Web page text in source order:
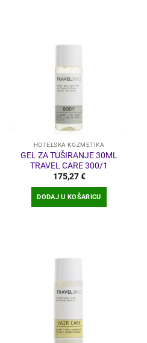
HOTELSKA KOZMETIKA
GEL ZA TUŠIRANJE 30ML
TRAVEL CARE 300/1
175,27€
DODAJ U KOŠARICU